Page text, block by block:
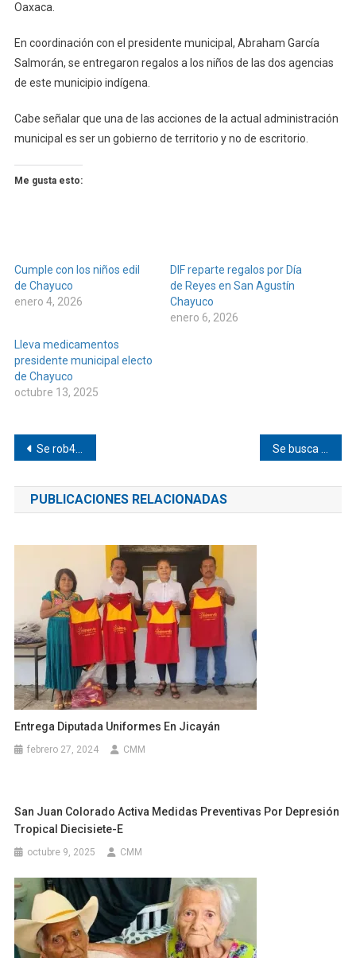
Oaxaca.
En coordinación con el presidente municipal, Abraham García
Salmorán, se entregaron regalos a los niños de las dos agencias
de este municipio indígena.
Cabe señalar que una de las acciones de la actual administración
municipal es ser un gobierno de territorio y no de escritorio.
Me gusta esto:
Cumple con los niños edil
de Chayuco
enero 4, 2026
DIF reparte regalos por Día
de Reyes en San Agustín
Chayuco
enero 6, 2026
Lleva medicamentos
presidente municipal electo
de Chayuco
octubre 13, 2025
Navegación
de
entradas
Se rob4r0n moto en Pinotepa
PUBLICACIONES RELACIONADAS
Entrega Diputada Uniformes En Jicayán
febrero 27, 2024 CMM
San Juan Colorado Activa Medidas Preventivas Por Depresión
Tropical Diecisiete-E
octubre 9, 2025 CMM